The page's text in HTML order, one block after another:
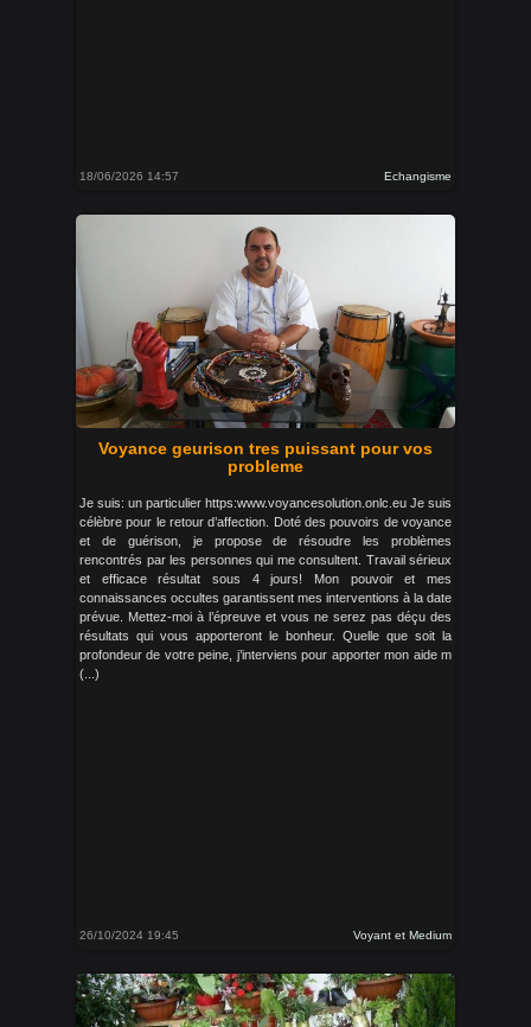
18/06/2026 14:57 Echangisme
Voyance geurison tres puissant pour vos
probleme
Je suis: un particulier https:www.voyancesolution.onlc.eu Je suis
célèbre pour le retour d’affection. Doté des pouvoirs de voyance
et de guérison, je propose de résoudre les problèmes
rencontrés par les personnes qui me consultent. Travail sérieux
et efficace résultat sous 4 jours! Mon pouvoir et mes
connaissances occultes garantissent mes interventions à la date
prévue. Mettez-moi à l’épreuve et vous ne serez pas déçu des
résultats qui vous apporteront le bonheur. Quelle que soit la
profondeur de votre peine, j’interviens pour apporter mon aide m
(...)
26/10/2024 19:45 Voyant et Medium